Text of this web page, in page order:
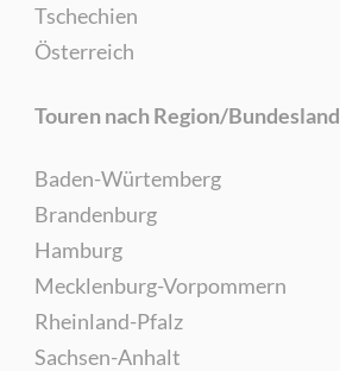
Tschechien
Österreich
Touren nach Region/Bundesland
Baden-Würtemberg
Brandenburg
Hamburg
Mecklenburg-Vorpommern
Rheinland-Pfalz
Sachsen-Anhalt